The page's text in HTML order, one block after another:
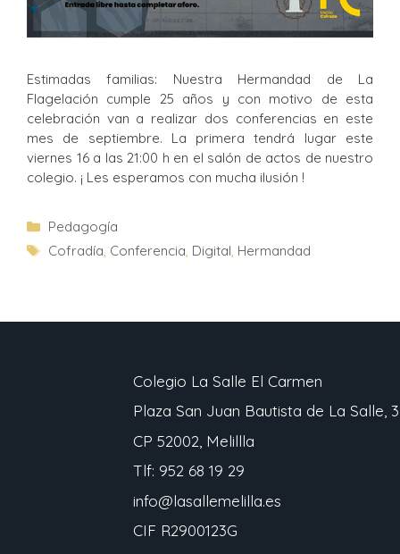
Estimadas familias: Nuestra Hermandad de La
Flagelación cumple 25 años y con motivo de esta
celebración van a realizar dos conferencias en este
mes de septiembre. La primera tendrá lugar este
viernes 16 a las 21:00 h en el salón de actos de nuestro
colegio. ¡ Les esperamos con mucha ilusión !
Pedagogía
Cofradía, Conferencia, Digital, Hermandad
Colegio La Salle El Carmen
Plaza San Juan Bautista de La Salle, 3
CP 52002, Melillla
Tlf: 952 68 19 29
info@lasallemelilla.es
CIF R2900123G